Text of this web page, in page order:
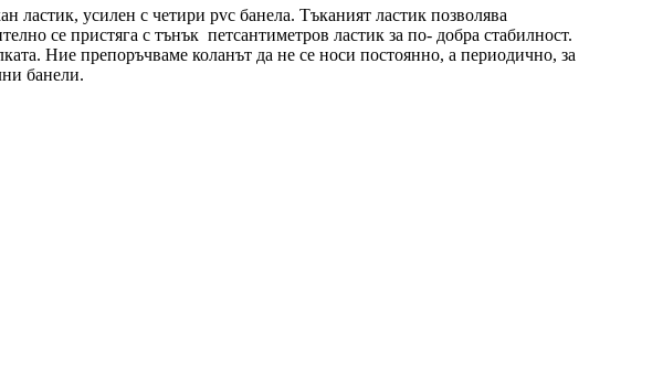
ластик, усилен с четири pvc банела. Тъканият ластик позволява
се пристяга с тънък петсантиметров ластик за по- добра стабилност.
Ние препоръчваме коланът да не се носи постоянно, а периодично, за
банели.